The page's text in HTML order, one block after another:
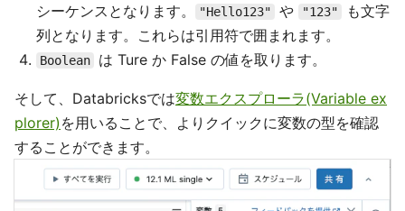
シーケンスとなります。
"Hello123" や "123"
も文字
列となります。これらは引用符で囲まれます。
Boolean は Ture か False の値を取ります。
そして、Databricksでは変数エクスプローラ(Variable ex
plorer) を用いることで、よりクイックに変数の型を確認
することができます。